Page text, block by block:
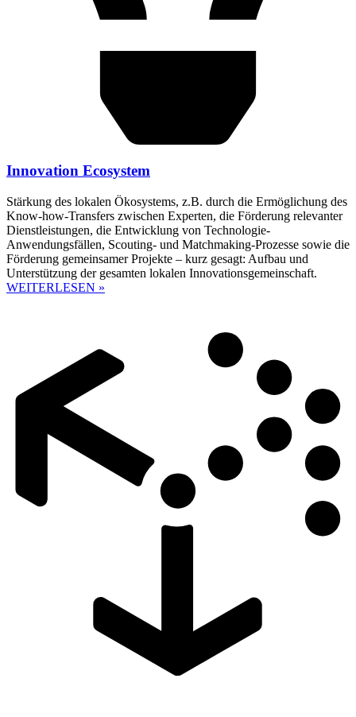
Innovation Ecosystem
Stärkung des lokalen Ökosystems, z.B. durch die Ermöglichung des
Know-how-Transfers zwischen Experten, die Förderung relevanter
Dienstleistungen, die Entwicklung von Technologie-
Anwendungsfällen, Scouting- und Matchmaking-Prozesse sowie die
Förderung gemeinsamer Projekte – kurz gesagt: Aufbau und
Unterstützung der gesamten lokalen Innovationsgemeinschaft.
WEITERLESEN »